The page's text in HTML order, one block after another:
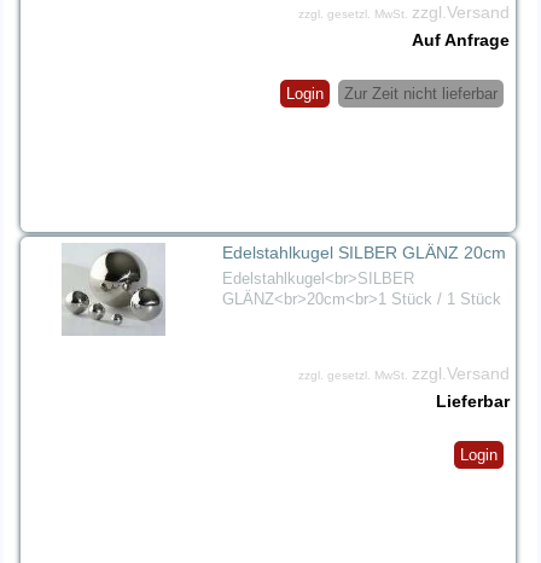
zzgl. gesetzl. MwSt.
zzgl.Versand
Auf Anfrage
Zur Zeit nicht lieferbar
Login
Edelstahlkugel SILBER GLÄNZ 20cm
Edelstahlkugel<br>SILBER
GLÄNZ<br>20cm<br>1 Stück / 1 Stück
zzgl. gesetzl. MwSt.
zzgl.Versand
Lieferbar
Login